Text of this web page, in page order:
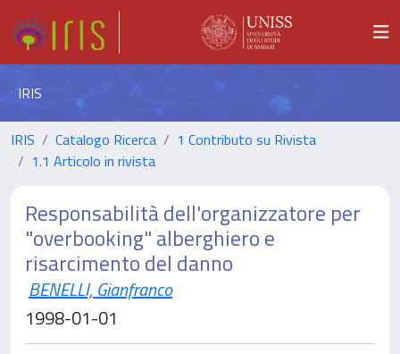
IRIS
IRIS Catalogo Ricerca
1 Contributo su Rivista
1.1 Articolo in rivista
Responsabilità dell'organizzatore per
"overbooking" alberghiero e
risarcimento del danno
BENELLI, Gianfranco
1998-01-01